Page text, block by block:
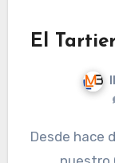
El
Desde hace dos días al caer el día podemos ver